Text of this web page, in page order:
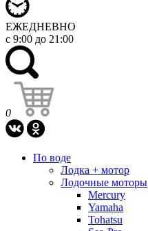
ЕЖЕДНЕВНО
с 9:00 до 21:00
0
По воде
Лодка + мотор
Лодочные моторы
Mercury
Yamaha
Tohatsu